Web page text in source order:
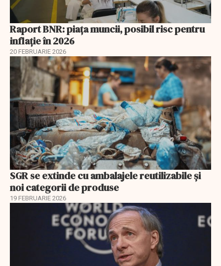
Raport BNR: piața muncii, posibil risc pentru
inflație în 2026
20 FEBRUARIE 2026
SGR se extinde cu ambalajele reutilizabile și
noi categorii de produse
19 FEBRUARIE 2026